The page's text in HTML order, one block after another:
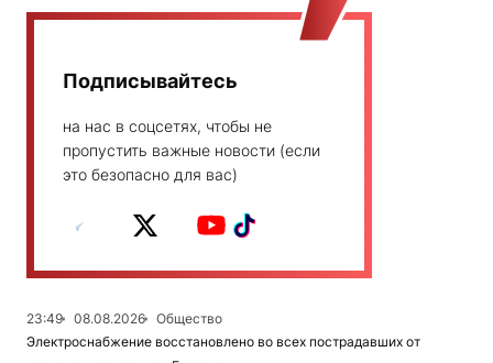
Подписывайтесь
на нас в соцсетях, чтобы не
пропустить важные новости (если
это безопасно для вас)
23:49 08.08.2026
Общество
Электроснабжение восстановлено во всех пострадавших от